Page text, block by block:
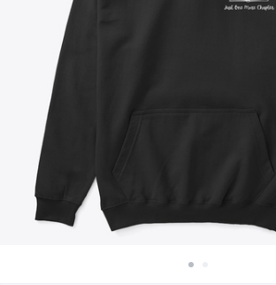
Women's Comfort Tee
25,99 USD